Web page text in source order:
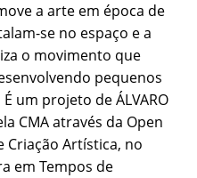
a arte em época de
se no espaço e a
o movimento que
pequenos
É um projeto de ÁLVARO
CMA através da Open
Criação Artística, no
em Tempos de